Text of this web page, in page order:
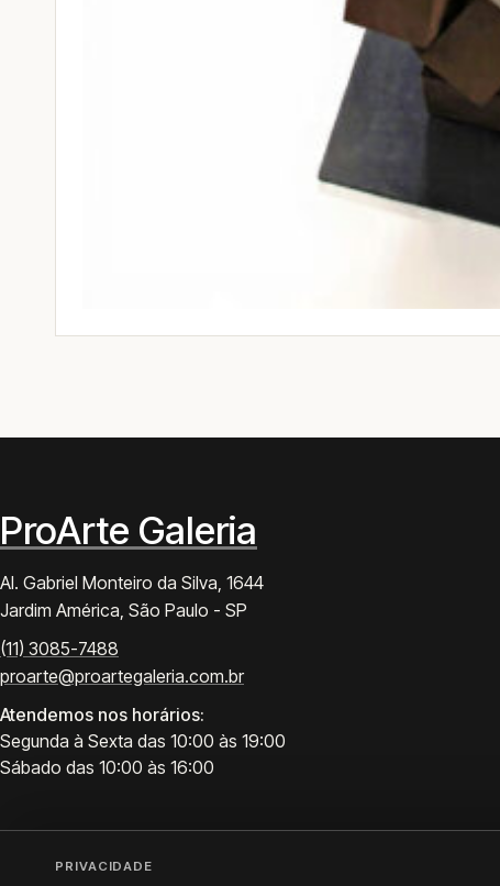
ProArte Galeria
Al. Gabriel Monteiro da Silva, 1644
Jardim América, São Paulo - SP
(11) 3085-7488
proarte@proartegaleria.com.br
Atendemos nos horários:
Segunda à Sexta das 10:00 às 19:00
Sábado das 10:00 às 16:00
PRIVACIDADE